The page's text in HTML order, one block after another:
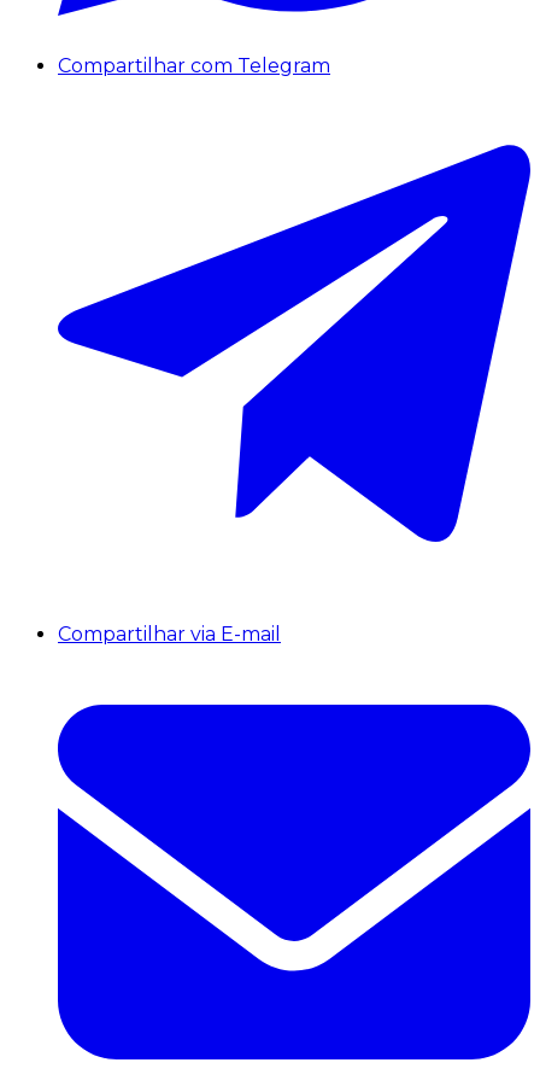
Compartilhar com Telegram
Compartilhar via E-mail